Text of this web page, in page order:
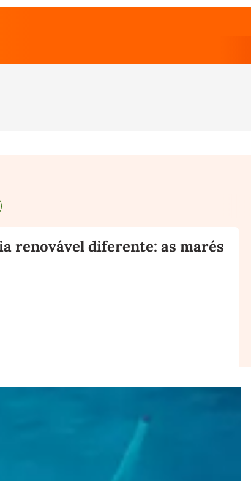
renovável diferente: as marés